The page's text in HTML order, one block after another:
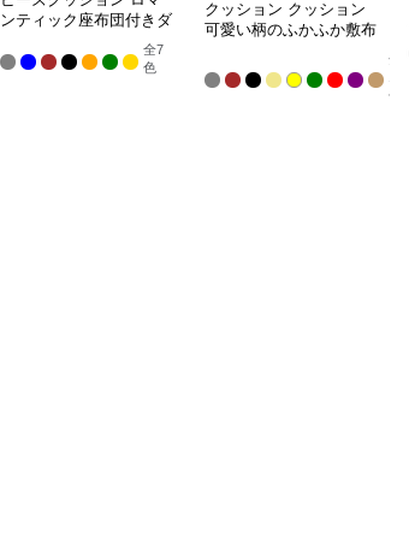
ンティック座布団付きダ
全7
色
クッション クッション
可愛い柄のふかふか敷布
全
色